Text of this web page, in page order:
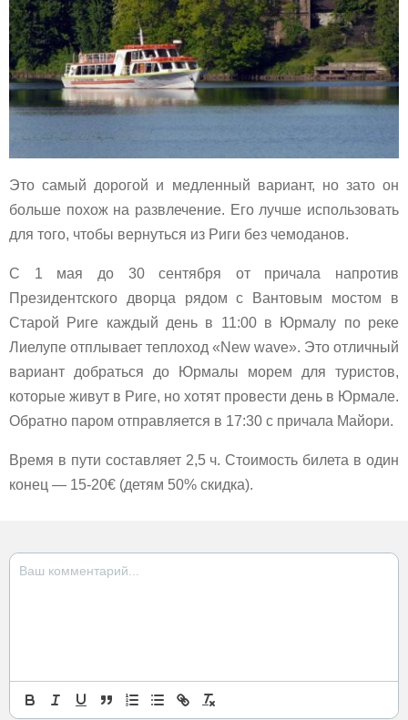
Это самый дорогой и медленный вариант, но зато он
больше похож на развлечение. Его лучше использовать
для того, чтобы вернуться из Риги без чемоданов.
С 1 мая до 30 сентября от причала напротив
Президентского дворца рядом с Вантовым мостом в
Старой Риге каждый день в 11:00 в Юрмалу по реке
Лиелупе отплывает теплоход «New wave». Это отличный
вариант добраться до Юрмалы морем для туристов,
которые живут в Риге, но хотят провести день в Юрмале.
Обратно паром отправляется в 17:30 с причала Майори.
Время в пути составляет 2,5 ч. Стоимость билета в один
конец — 15-20€ (детям 50% скидка).